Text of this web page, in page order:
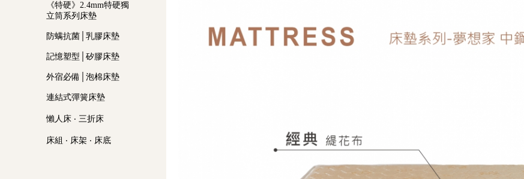
《特硬》2.4mm特硬獨
立筒系列床墊
防螨抗菌│乳膠床墊
記憶塑型│矽膠床墊
外宿必備│泡棉床墊
連結式彈簧床墊
懶人床 ‧ 三折床
床組 ‧ 床架 ‧ 床底